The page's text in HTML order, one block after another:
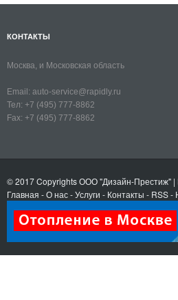
КОНТАКТЫ
Москва, и Московская область
Email: auto-service@rapidly.ru
Тел: +7 (495) 777-8862
Fax: +7 (495) 777-8862
© 2017 CopyrightsООО "Дизайн-Престиж" |
Главная -О нас-Услуги - Контакты - RSS-